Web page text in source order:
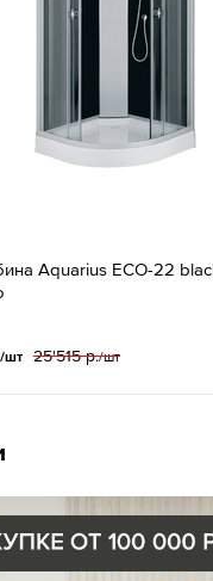
Aquarius ЕСО-22
/шт 25'515 р./шт